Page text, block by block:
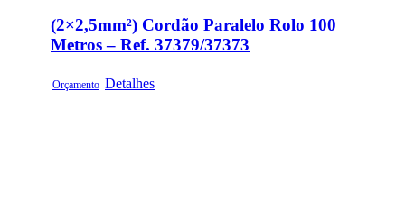
(2×2,5mm²) Cordão Paralelo Rolo 100
Metros – Ref. 37379/37373
Orçamento Detalhes